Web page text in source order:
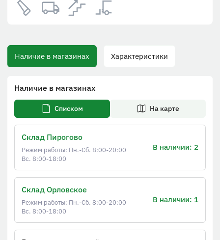
Наличие в магазинах Характеристики
Наличие в магазинах
Списком На карте
Склад Пирогово
Режим работы: Пн.-Сб. 8:00-20:00
Вс. 8:00-18:00
В наличии: 2
Склад Орловское
Режим работы: Пн.-Сб. 8:00-20:00
Вс. 8:00-18:00
В наличии: 1